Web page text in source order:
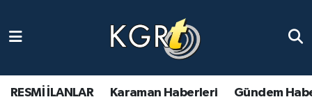
RESMİ İLANLAR Karaman Haberleri Gündem
Gündem Haberleri